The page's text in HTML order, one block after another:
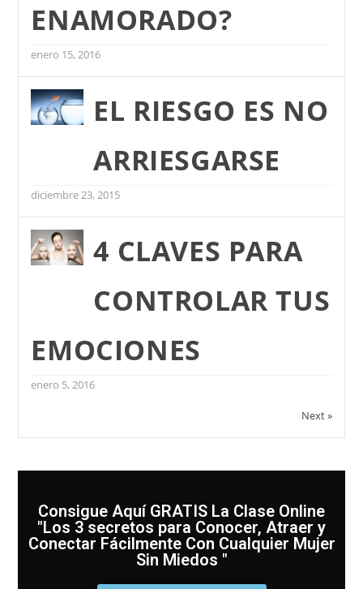
ENAMORADO?
enero 15, 2016
EL RIESGO ES NO
ARRIESGARSE
diciembre 23, 2015
4 CLAVES PARA
CONTROLAR TUS
EMOCIONES
enero 5, 2016
Next »
Consigue Aquí GRATIS La Clase Online
"Los 3 secretos para Conocer, Atraer y
Conectar Fácilmente Con Cualquier Mujer
Sin Miedos "